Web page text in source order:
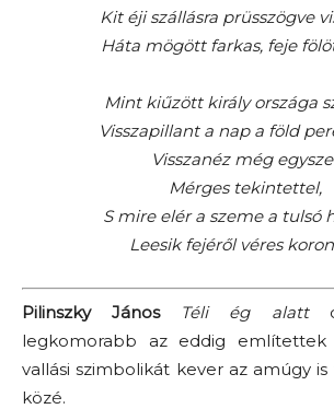
Kit éji szállásra prüsszögve
Háta mögött farkas, feje
Mint kiűzött király országa
Visszapillant a nap a föld
Visszanéz még
Mérges tekintettel,
S mire elér a szeme a tulsó
Leesik fejéről véres
Pilinszky János Téli ég alatt
legkomorabb az eddig említettek
vallási szimbolikát kever az amúgy
közé.